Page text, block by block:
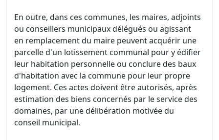
En outre, dans ces communes, les maires, adjoints
ou conseillers municipaux délégués ou agissant
en remplacement du maire peuvent acquérir une
parcelle d'un lotissement communal pour y édifier
leur habitation personnelle ou conclure des baux
d'habitation avec la commune pour leur propre
logement. Ces actes doivent être autorisés, après
estimation des biens concernés par le service des
domaines, par une délibération motivée du
conseil municipal.